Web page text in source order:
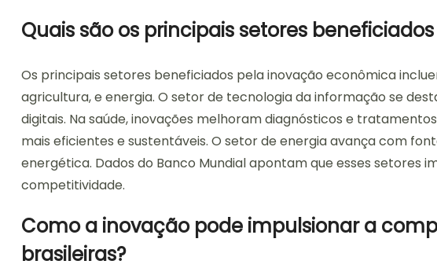
Quais são os principais setores
Os principais setores beneficiados pela inovação econômica
agricultura, e energia. O setor de tecnologia da informação se
digitais. Na saúde, inovações melhoram diagnósticos e
mais eficientes e sustentáveis. O setor de energia avança com
energética. Dados do Banco Mundial apontam que esses setores
competitividade.
Como a inovação pode impulsionar a
brasileiras?